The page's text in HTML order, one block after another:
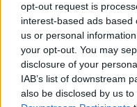
opt-out request is
interest-based ads
us or personal
your opt-out. You may
disclosure of your
IAB’s list of downstream
also be disclosed by us
MISSA INTE
NYHETER
Få vårt nyhetsbrev